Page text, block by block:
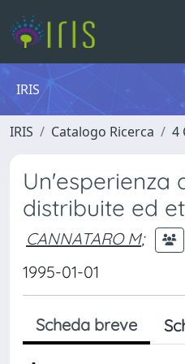
IRIS
IRIS Catalogo Ricerca 4
Un'esperienza
distribuite ed
CANNATARO M;
1995-01-01
Scheda breve